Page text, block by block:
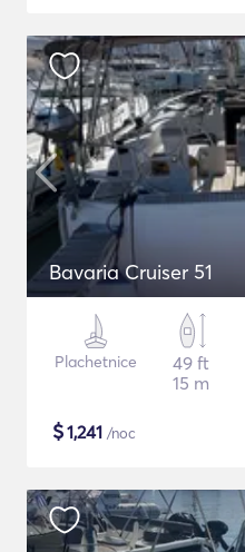
Bavaria Cruiser 51
Plachetnice
49 ft
15 m
$1,241 /noc